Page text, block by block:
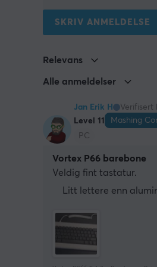
SKRIV ANMELDELSE
Relevans
Alle anmeldelser
Jan Erik H
Verifisert
Level 11
Mashing
PC
Vortex P66 barebone
Veldig fint tastatur.
Litt lettere enn